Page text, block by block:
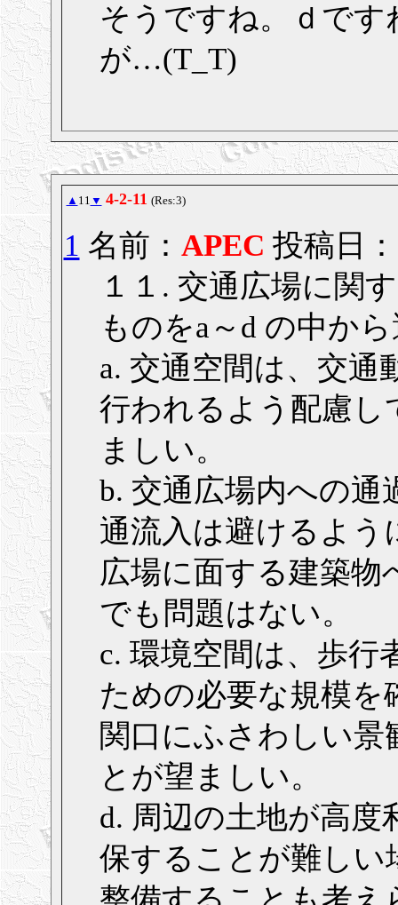
そうですね。ｄで
が…(T_T)
▲ 11 ▼ 4-2-11 (Res:3)
1 名前： APEC 投稿日
１１. 交通広場に関
ものをa～d の中か
a. 交通空間は、交通
行われるよう配慮し
ましい。
b. 交通広場内への通
通流入は避けるよう
広場に面する建築
でも問題はない。
c. 環境空間は、歩行
ための必要な規模を
関口にふさわしい
とが望ましい。
d. 周辺の土地が高
保することが難しい